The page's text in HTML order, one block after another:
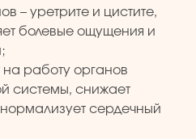
– уретрите и цистите,
болевые ощущения и
на работу органов
системы, снижает
сердечный